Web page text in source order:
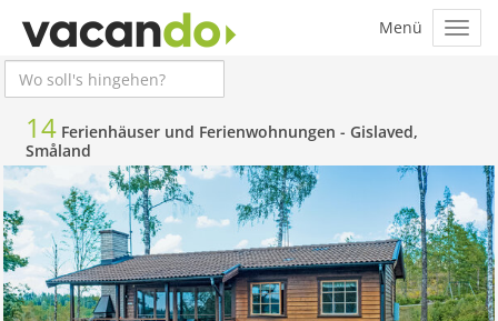
14 Ferienhäuser und Ferienwohnungen - Gislaved,
Småland